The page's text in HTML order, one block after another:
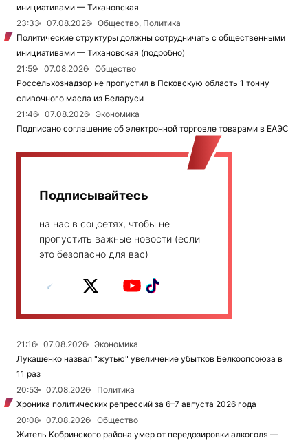
инициативами — Тихановская
23:33
07.08.2026
Общество, Политика
Политические структуры должны сотрудничать с общественными
инициативами — Тихановская (подробно)
21:59
07.08.2026
Общество
Россельхознадзор не пропустил в Псковскую область 1 тонну
сливочного масла из Беларуси
21:46
07.08.2026
Экономика
Подписано соглашение об электронной торговле товарами в ЕАЭС
Подписывайтесь
на нас в соцсетях, чтобы не
пропустить важные новости (если
это безопасно для вас)
21:16 07.08.2026
Экономика
Лукашенко назвал "жутью" увеличение убытков Белкоопсоюза в
11 раз
20:53
07.08.2026
Политика
Хроника политических репрессий за 6–7 августа 2026 года
20:08
07.08.2026
Общество
Житель Кобринского района умер от передозировки алкоголя —